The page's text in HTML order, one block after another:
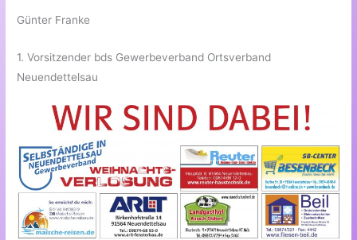
Günter Franke
1. Vorsitzender bds Gewerbeverband Ortsverband
Neuendettelsau